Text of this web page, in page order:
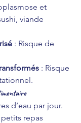
et
viande
: Risque de
: Risque
d’eau par jour.
repas